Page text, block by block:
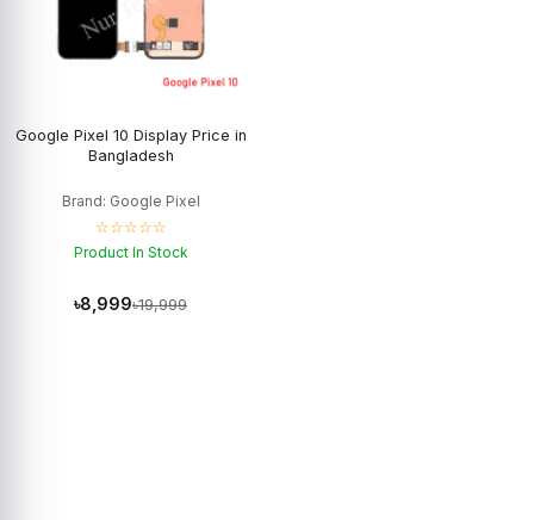
Google Pixel 10 Display Price in
Bangladesh
Brand: Google Pixel
☆☆☆☆☆
Product In Stock
৳8,999৳19,999